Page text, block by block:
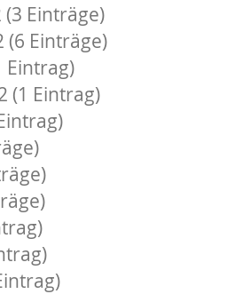
Einträge)
(6 Einträge)
Eintrag)
(1 Eintrag)